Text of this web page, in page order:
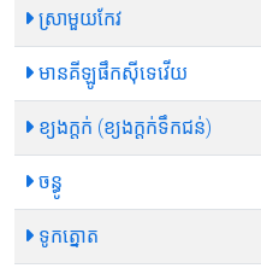
ស្រាមួយកែវ
មានគីឡូផឹកស៊ីទេវើយ
ខ្យងក្តក់ (ខ្យងក្តក់ទឹកជន់)
ចន្ធូ
ទូកត្នោត